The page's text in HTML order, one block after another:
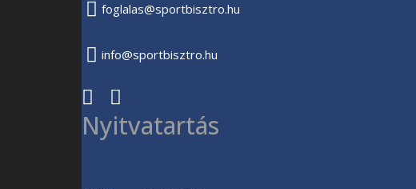
foglalas@sportbisztro.hu
info@sportbisztro.hu
Nyitvatartás